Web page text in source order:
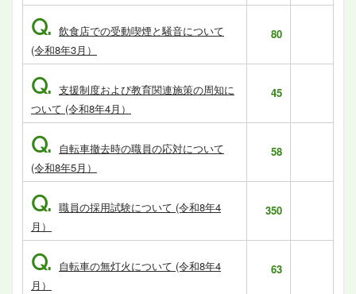
Q. 飲食店での受動喫煙と騒音について
(令和8年3月）
80
Q. 支援制度および教育関連施策の周知に
ついて (令和8年4月）
45
Q. 自転車撤去時の職員の応対について
(令和8年5月）
58
Q. 職員の採用試験について (令和8年4
月）
350
Q. 自転車の無灯火について (令和8年4
月）
63